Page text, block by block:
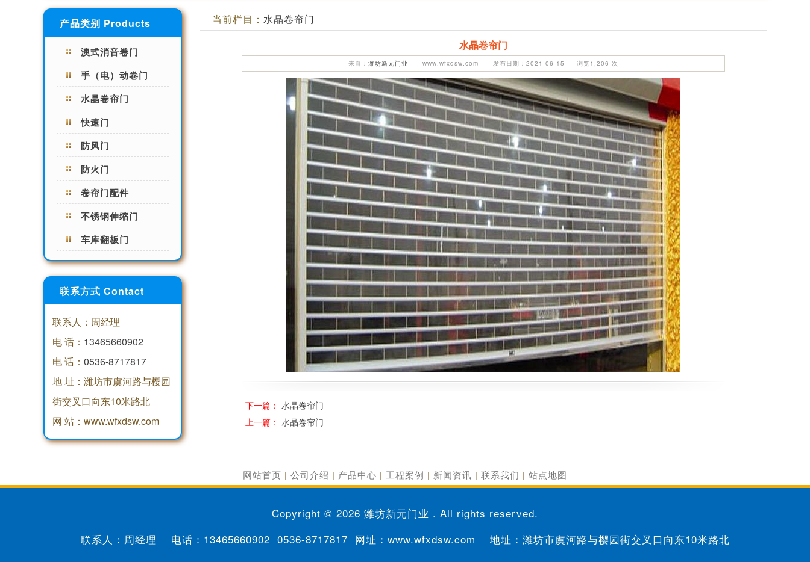
产品类别 Products
澳式消音卷门
手（电）动卷门
水晶卷帘门
快速门
防风门
防火门
卷帘门配件
不锈钢伸缩门
车库翻板门
联系方式 Contact
联系人：周经理
电 话： 13465660902
电 话： 0536-8717817
地 址：潍坊市虞河路与樱园
街交叉口向东10米路北
网 站：www.wfxdsw.com
当前栏目： 水晶卷帘门
水晶卷帘门
来自： 潍坊新元门业 www.wfxdsw.com 发布日期：2021-06-15 浏览1,206 次
下一篇： 水晶卷帘门
上一篇： 水晶卷帘门
网站首页 | 公司介绍 | 产品中心 | 工程案例 | 新闻资讯 | 联系我们 | 站点地图
Copyright © 2026 潍坊新元门业 . All rights reserved.
联系人：周经理 电话： 13465660902 0536-8717817 网址：www.wfxdsw.com 地址：潍坊市虞河路与樱园街交叉口向东10米路北